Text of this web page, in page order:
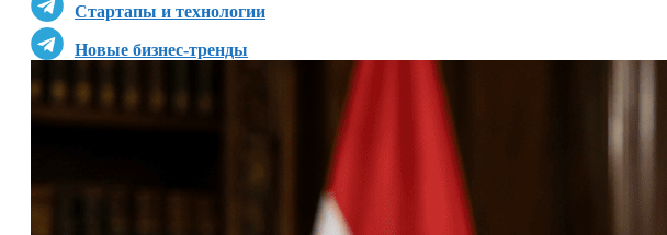
Стартапы и технологии
Новые бизнес-тренды